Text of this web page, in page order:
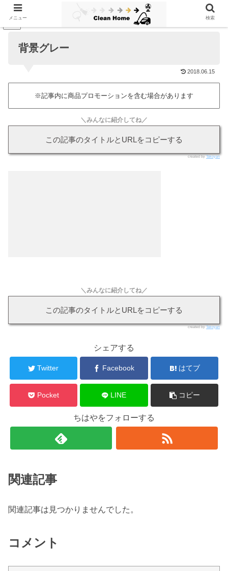
背景グレー
2018.06.15
※記事内に商品プロモーションを含む場合があります
＼みんなに紹介してね／
この記事のタイトルとURLをコピーする
created byTakoyan
＼みんなに紹介してね／
この記事のタイトルとURLをコピーする
created byTakoyan
シェアする
Twitter Facebook はてブ
Pocket LINE コピー
ちはやをフォローする
関連記事
関連記事は見つかりませんでした。
コメント
メニュー 検索